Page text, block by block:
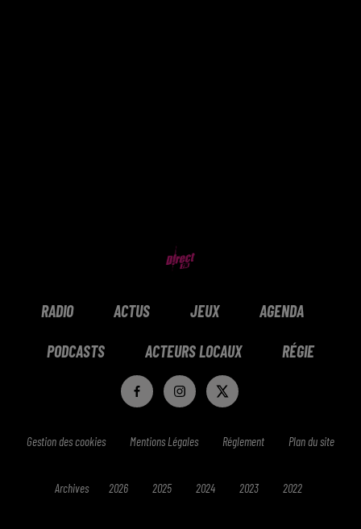
RADIO ACTUS JEUX AGENDA
PODCASTS ACTEURS LOCAUX RÉGIE
Gestion des cookies Mentions Légales Réglement Plan du site
Archives 2026 2025 2024 2023 2022